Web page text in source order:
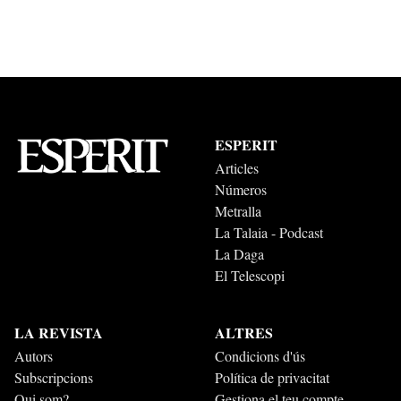
ESPERIT
Articles
Números
Metralla
La Talaia - Podcast
La Daga
El Telescopi
LA REVISTA
Autors
Subscripcions
ALTRES
Condicions d'ús
Política de privacitat